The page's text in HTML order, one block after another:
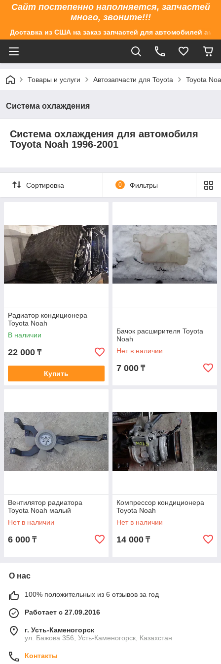
Сайт постепенно наполняется, запчастей
много, звоните!!!
Доставка из США на заказ запчастей для автомобилей
Товары и услуги Автозапчасти для Toyota Toyota
Система охлаждения
Система охлаждения​ для автомобиля
Toyota Noah 1996-2001
Сортировка 0 Фильтры
Радиатор кондиционера
Toyota Noah
В наличии
22 000 ₸
Купить
Бачок расширителя Toyota
Noah
Нет в наличии
7 000 ₸
Вентилятор радиатора
Toyota Noah малый
Нет в наличии
6 000 ₸
Компрессор кондиционера
Toyota Noah
Нет в наличии
14 000 ₸
О нас
100% положительных из 6 отзывов за год
Работает с 27.09.2016
г. Усть-Каменогорск
ул. Бажова 356, Усть-Каменогорск, Казахстан
Контакты